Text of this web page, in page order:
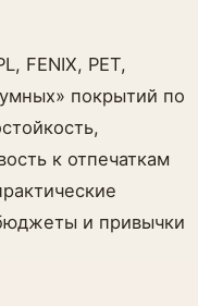
FENIX, PET,
покрытий по
к отпечаткам
и привычки